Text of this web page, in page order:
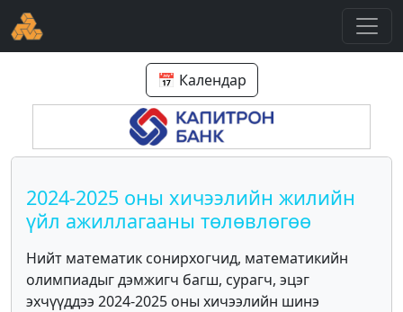
📅 Календар
2024-2025 оны хичээлийн жилийн
үйл ажиллагааны төлөвлөгөө
Нийт математик сонирхогчид, математикийн
олимпиадыг дэмжигч багш, сурагч, эцэг
эхчүүддээ 2024-2025 оны хичээлийн шинэ